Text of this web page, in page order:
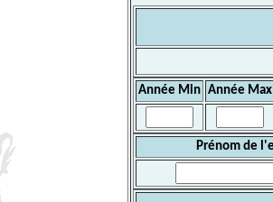
Année Min Année Max
Prénom de